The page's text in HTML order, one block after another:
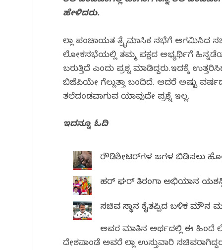
b
o
o
k
r A
p
ra
ಹೇಳಿದರು.
ಜಿಲ್ಲಾ ಪಂಚಾಯತ ತ್ರೈಮಾಸಿಕ ಸಭೆಗೆ ಆಗಮಿಸಿದ
ಲೋಕಸಭೆಯಲ್ಲಿ ತಮ್ಮ ಪಕ್ಷದ ಅಭ್ಯರ್ಥಿಗೆ
ಬರುತ್ತಿದೆ ಎಂದು ಪ್ರಶ್ನ ಮಾಡಿದ್ದರು.ಇದಕ್ಕೆ
ಬಿಜೆಪಿಯೇ ಗೆಲ್ಲುತ್ತಾ ಬಂದಿದೆ. ಆದರೆ ಅಷ್ಟು
ತಲೆದಂಡವಾಗುವ ಯಾವುದೇ ಪ್ರಶ್ನೆ ಇಲ್ಲ.
ಇದನ್ನೂ ಓದಿ
ರೌಡಿಶೀಟರ್‌ಗಳ ಜಗಳ ಬಿಡಿಸಲು ಹೋದ
ಹರ್ ಘರ್ ತಿರಂಗಾ ಅಭಿಯಾನ
ಸಚಿವ ಸ್ಥಾನ ಕೈತಪ್ಪಿದ ಬಳಿಕ ಮೌನ
ಅವರ ಮಾತಿನ ಅರ್ಥದಲ್ಲಿ ಈ ಹಿಂದೆ
ದೇಶಪಾಂಡೆ ಅವರೆ ಜಿಲ್ಲಾ ಉಸ್ತುವಾರಿ